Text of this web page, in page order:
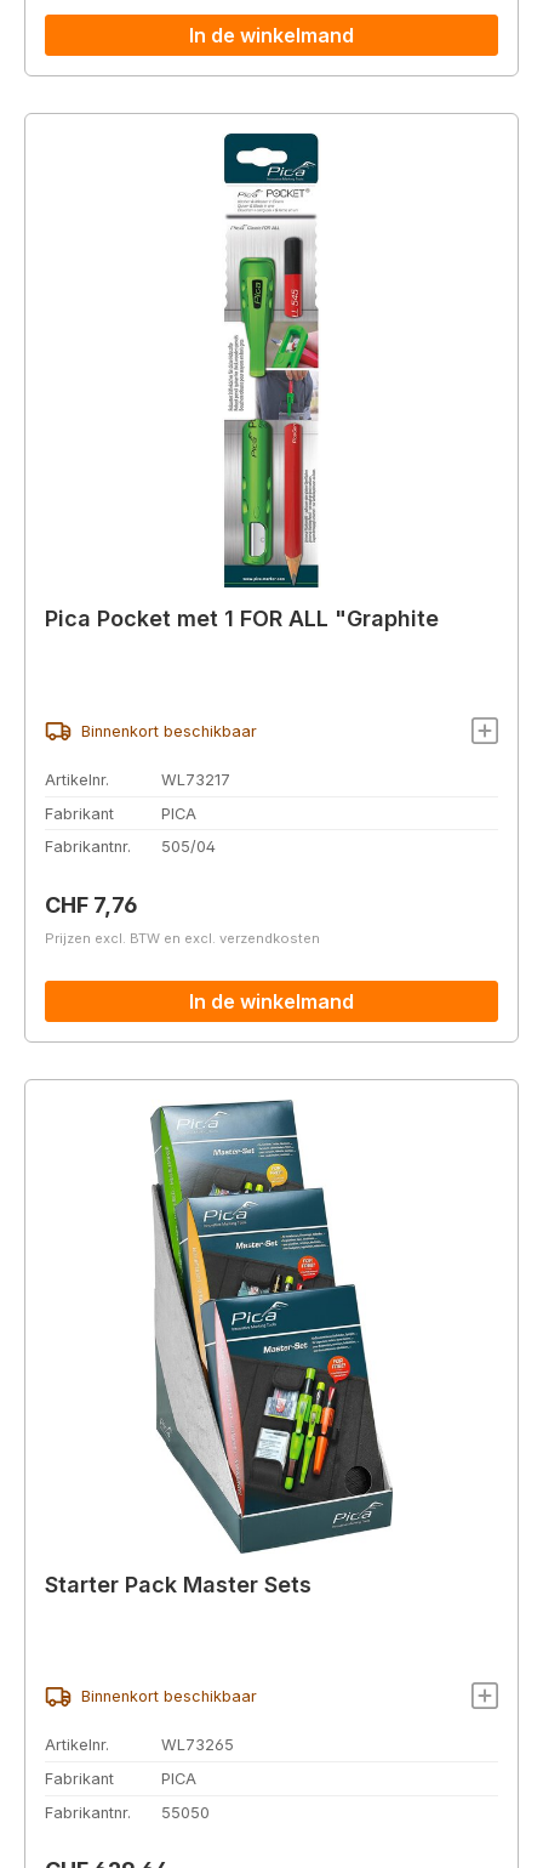
In de winkelmand
Pica Pocket met 1 FOR ALL "Graphite
Binnenkort beschikbaar
Artikelnr.
WL73217
Fabrikant
PICA
Fabrikantnr.
505/04
Normale prijs:
CHF 7,76
Prijzen excl. BTW en excl. verzendkosten
In de winkelmand
Starter Pack Master Sets
Binnenkort beschikbaar
Artikelnr.
WL73265
Fabrikant
PICA
Fabrikantnr.
55050